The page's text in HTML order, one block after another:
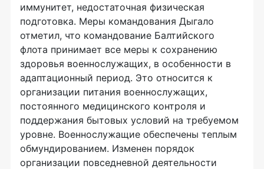
иммунитет, недостаточная физическая
подготовка. Меры командования Дыгало
отметил, что командование Балтийского
флота принимает все меры к сохранению
здоровья военнослужащих, в особенности в
адаптационный период. Это относится к
организации питания военнослужащих,
постоянного медицинского контроля и
поддержания бытовых условий на требуемом
уровне. Военнослужащие обеспечены теплым
обмундированием. Изменен порядок
организации повседневной деятельности